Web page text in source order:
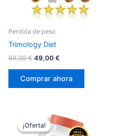
Perdida de peso
Trimology Diet
69,00€El
original
era:
49,00€
es:
Comprar ahora
¡Oferta!
¡Oferta!